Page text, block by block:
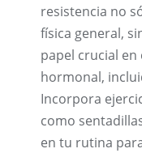
resistencia no
física general,
papel crucial
hormonal,
Incorpora
como
en tu rutina